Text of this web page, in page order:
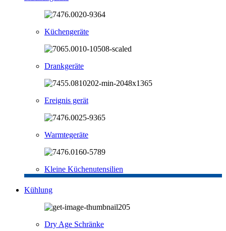
Küchengeräte
Drankgeräte
Ereignis gerät
Warmtegeräte
Kleine Küchenutensilien
Kühlung
Dry Age Schränke